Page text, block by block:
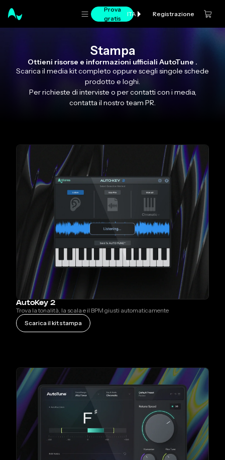
Prova
gratis
ITA Registrazione
Stampa
Ottieni risorse e informazioni ufficiali AutoTune .
Scarica il media kit completo oppure scegli singole schede
prodotto e loghi.
Per richieste di interviste o per contatti con i media,
contatta il nostro team PR.
AutoKey 2
Trova la tonalità, la scala e il BPM giusti automaticamente
Scarica il kit stampa